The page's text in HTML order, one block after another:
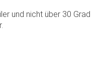
und nicht über 30 Grad